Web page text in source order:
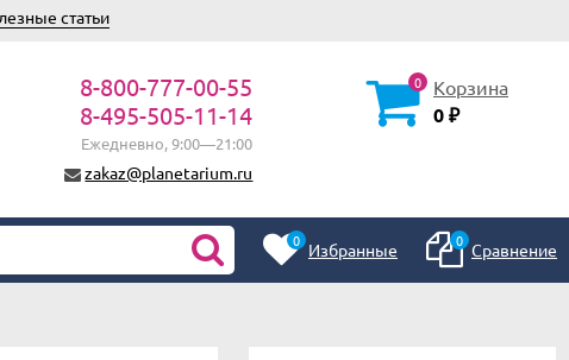
статьи
8-800-777-00-55
8-495-505-11-14
Ежедневно, 9:00—21:00
zakaz@planetarium.ru
0 Корзина
0 ₽
0 Избранные 0 Сравнение